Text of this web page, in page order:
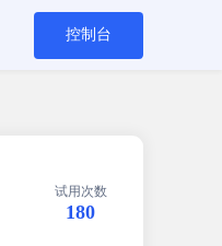
控制台
试用次数
180